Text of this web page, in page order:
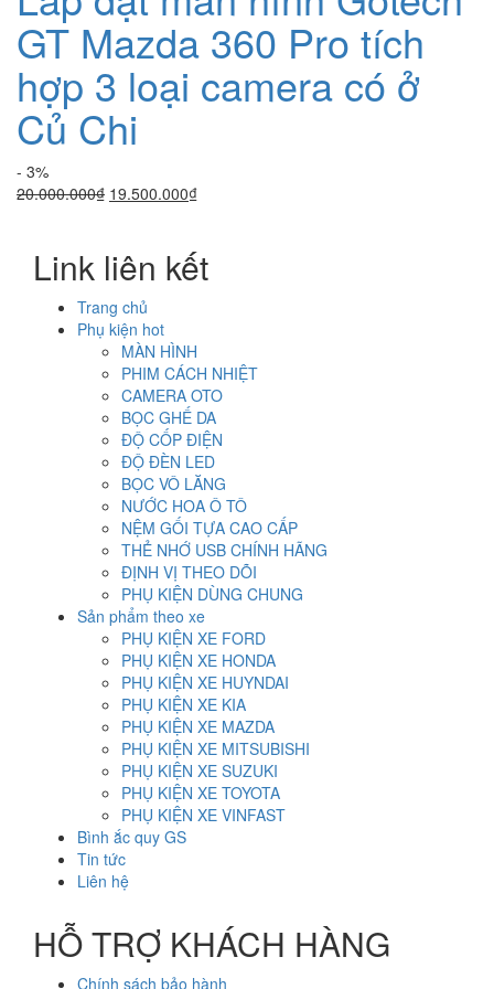
GT Mazda 360 Pro tích
hợp 3 loại camera có ở
Củ Chi
- 3%
20.000.000₫ Giá
20.000.000₫.
19.500.000₫Giá
là:
19.500.000₫.
Link liên kết
Trang chủ
Phụ kiện hot
MÀN HÌNH
PHIM CÁCH NHIỆT
CAMERA OTO
BỌC GHẾ DA
ĐỘ CỐP ĐIỆN
ĐỘ ĐÈN LED
BỌC VÔ LĂNG
NƯỚC HOA Ô TÔ
NỆM GỐI TỰA CAO CẤP
THẺ NHỚ USB CHÍNH HÃNG
ĐỊNH VỊ THEO DÕI
PHỤ KIỆN DÙNG CHUNG
Sản phẩm theo xe
PHỤ KIỆN XE FORD
PHỤ KIỆN XE HONDA
PHỤ KIỆN XE HUYNDAI
PHỤ KIỆN XE KIA
PHỤ KIỆN XE MAZDA
PHỤ KIỆN XE MITSUBISHI
PHỤ KIỆN XE SUZUKI
PHỤ KIỆN XE TOYOTA
PHỤ KIỆN XE VINFAST
Bình ắc quy GS
Tin tức
Liên hệ
HỖ TRỢ KHÁCH HÀNG
Chính sách bảo hành